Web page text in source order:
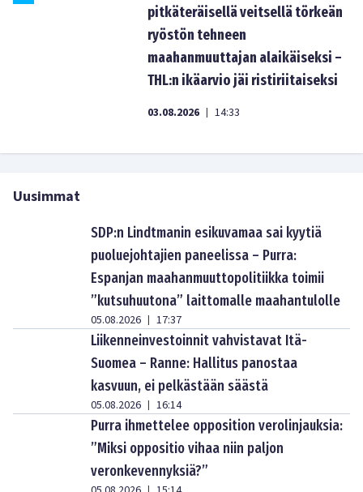
pitkäteräisellä veitsellä törkeän
ryöstön tehneen
maahanmuuttajan alaikäiseksi –
THL:n ikäarvio jäi ristiriitaiseksi
03.08.2026 | 14:33
Uusimmat
SDP:n Lindtmanin esikuvamaa sai kyytiä
puoluejohtajien paneelissa – Purra:
Espanjan maahanmuuttopolitiikka toimii
”kutsuhuutona” laittomalle maahantulolle
05.08.2026 | 17:37
Liikenneinvestoinnit vahvistavat Itä-
Suomea – Ranne: Hallitus panostaa
kasvuun, ei pelkästään säästä
05.08.2026 | 16:14
Purra ihmettelee opposition verolinjauksia:
”Miksi oppositio vihaa niin paljon
veronkevennyksiä?”